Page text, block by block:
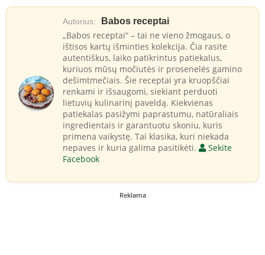
Autorius: Babos receptai
„Babos receptai“ – tai ne vieno žmogaus, o
ištisos kartų išminties kolekcija. Čia rasite
autentiškus, laiko patikrintus patiekalus,
kuriuos mūsų močiutės ir prosenelės gamino
dešimtmečiais. Šie receptai yra kruopščiai
renkami ir išsaugomi, siekiant perduoti
lietuvių kulinarinį paveldą. Kiekvienas
patiekalas pasižymi paprastumu, natūraliais
ingredientais ir garantuotu skoniu, kuris
primena vaikystę. Tai klasika, kuri niekada
nepaves ir kuria galima pasitikėti.
Sekite
Facebook
Reklama